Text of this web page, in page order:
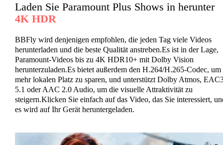
Laden Sie Paramount Plus Shows in herunter
4K HDR
BBFly wird denjenigen empfohlen, die jeden Tag viele Videos
herunterladen und die beste Qualität anstreben.Es ist in der Lage,
Paramount-Videos bis zu 4K HDR10+ mit Dolby Vision
herunterzuladen.Es bietet außerdem den H.264/H.265-Codec, um
mehr lokalen Platz zu sparen, und unterstützt Dolby Atmos,
5.1 oder AAC 2.0 Audio, um die visuelle Attraktivität zu
steigern.Klicken Sie einfach auf das Video, das Sie interessiert,
es wird auf Ihr Gerät heruntergeladen.